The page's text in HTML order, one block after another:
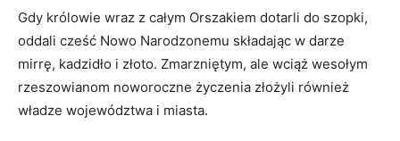
Gdy królowie wraz z całym Orszakiem dotarli do szopki,
oddali cześć Nowo Narodzonemu składając w darze
mirrę, kadzidło i złoto. Zmarzniętym, ale wciąż wesołym
rzeszowianom noworoczne życzenia złożyli również
władze województwa i miasta.